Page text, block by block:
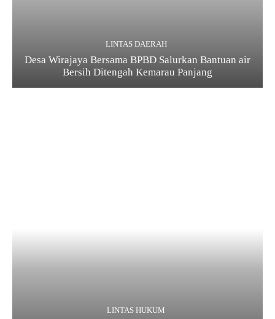
LINTAS DAERAH
Desa Wirajaya Bersama BPBD Salurkan Bantuan air
Bersih Ditengah Kemarau Panjang
LINTAS HUKUM